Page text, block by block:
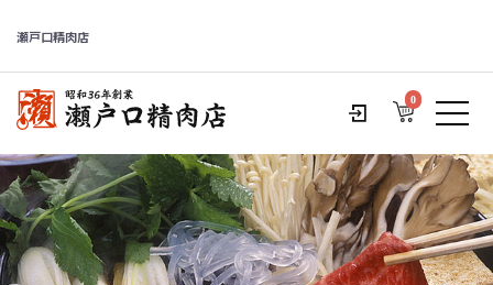
瀬戸口精肉店
0